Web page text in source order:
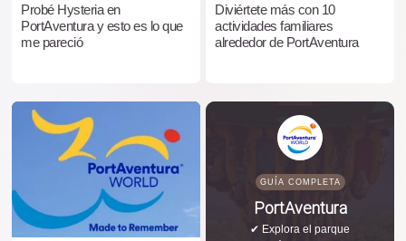
Probé Hysteria en
PortAventura y esto es lo que
me pareció
Diviértete más con 10
actividades familiares
alrededor de PortAventura
GUÍA COMPLETA
PortAventura
✔ Explora el parque